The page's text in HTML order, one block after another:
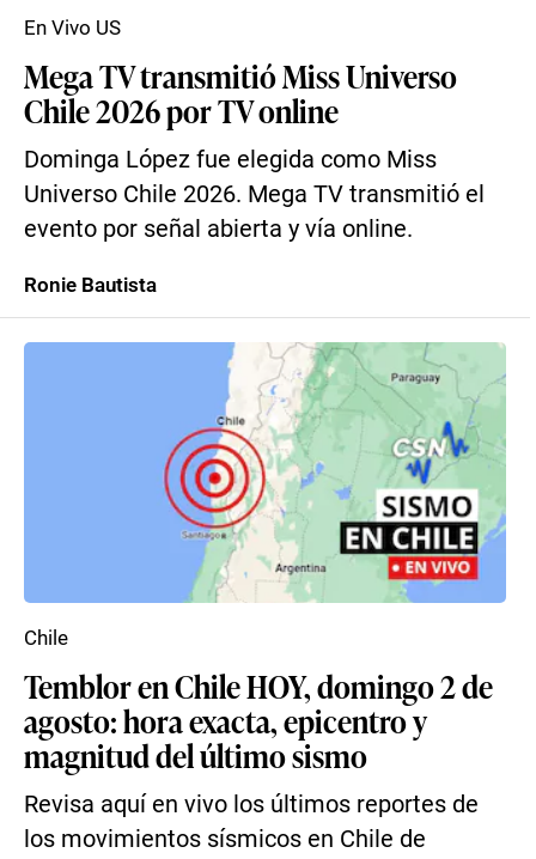
Mega TV transmitió Miss Universo
Chile 2026 por TV online
Dominga López fue elegida como Miss
Universo Chile 2026. Mega TV transmitió el
evento por señal abierta y vía online.
En Vivo US
Ronie Bautista
Temblor en Chile HOY, domingo 2 de
agosto: hora exacta, epicentro y
magnitud del último sismo
Revisa aquí en vivo los últimos reportes de
los movimientos sísmicos en Chile de
Chile